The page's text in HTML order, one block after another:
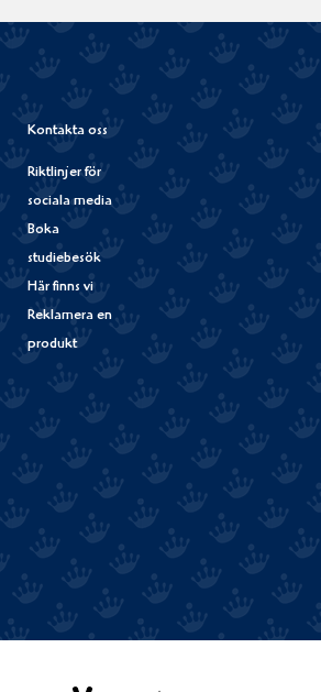
Instagram
Kontakta oss
Riktlinjer för
sociala media
Boka
studiebesök
Här finns vi
Reklamera en
produkt